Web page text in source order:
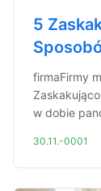
5
firmaFirmy
w dobie
30.11.-0001